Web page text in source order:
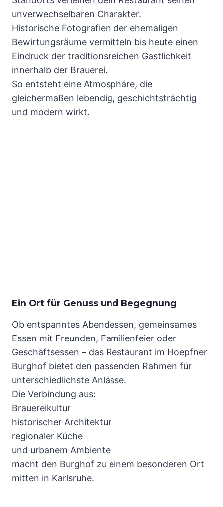
unverwechselbaren Charakter.
Historische Fotografien der ehemaligen
Bewirtungsräume vermitteln bis heute einen
Eindruck der traditionsreichen Gastlichkeit
innerhalb der Brauerei.
So entsteht eine Atmosphäre, die
gleichermaßen lebendig, geschichtsträchtig
und modern wirkt.
Ein Ort für Genuss und Begegnung
Ob entspanntes Abendessen, gemeinsames
Essen mit Freunden, Familienfeier oder
Geschäftsessen – das Restaurant im Hoepfner
Burghof bietet den passenden Rahmen für
unterschiedlichste Anlässe.
Die Verbindung aus:
Brauereikultur
historischer Architektur
regionaler Küche
und urbanem Ambiente
macht den Burghof zu einem besonderen Ort
mitten in Karlsruhe.